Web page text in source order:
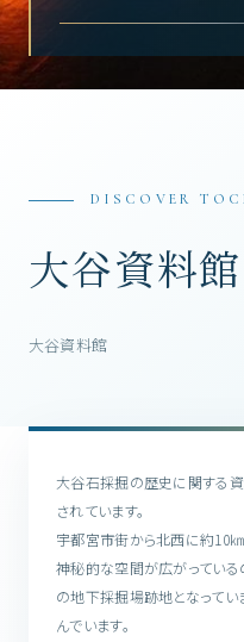
DISCOVER
大谷資料館
大谷資料館
大谷石採掘の歴史に関する
されています。
宇都宮市街から北西に約10
神秘的な空間が広がっている
の地下採掘場跡地となってい
んでいます。